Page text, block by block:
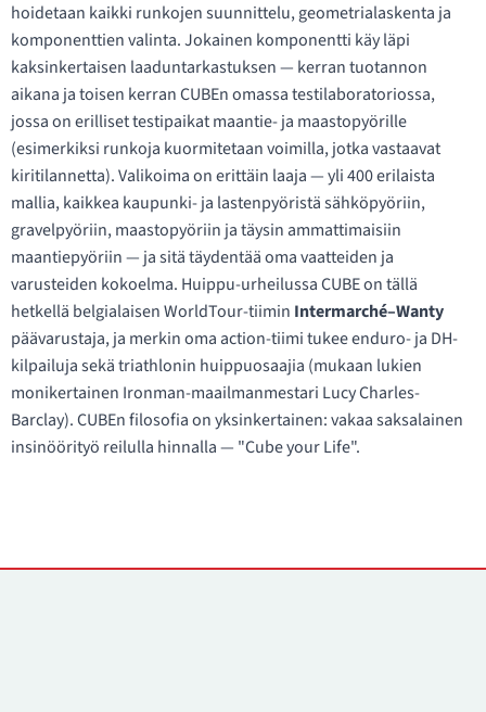
hoidetaan kaikki runkojen suunnittelu, geometrialaskenta ja
komponenttien valinta. Jokainen komponentti käy läpi
kaksinkertaisen laaduntarkastuksen — kerran tuotannon
aikana ja toisen kerran CUBEn omassa testilaboratoriossa,
jossa on erilliset testipaikat maantie- ja maastopyörille
(esimerkiksi runkoja kuormitetaan voimilla, jotka vastaavat
kiritilannetta). Valikoima on erittäin laaja — yli 400 erilaista
mallia, kaikkea kaupunki- ja lastenpyöristä sähköpyöriin,
gravelpyöriin, maastopyöriin ja täysin ammattimaisiin
maantiepyöriin — ja sitä täydentää oma vaatteiden ja
varusteiden kokoelma. Huippu-urheilussa CUBE on tällä
hetkellä belgialaisen WorldTour-tiimin Intermarché–Wanty
päävarustaja, ja merkin oma action-tiimi tukee enduro- ja DH-
kilpailuja sekä triathlonin huippuosaajia (mukaan lukien
monikertainen Ironman-maailmanmestari Lucy Charles-
Barclay). CUBEn filosofia on yksinkertainen: vakaa saksalainen
insinöörityö reilulla hinnalla — "Cube your Life".